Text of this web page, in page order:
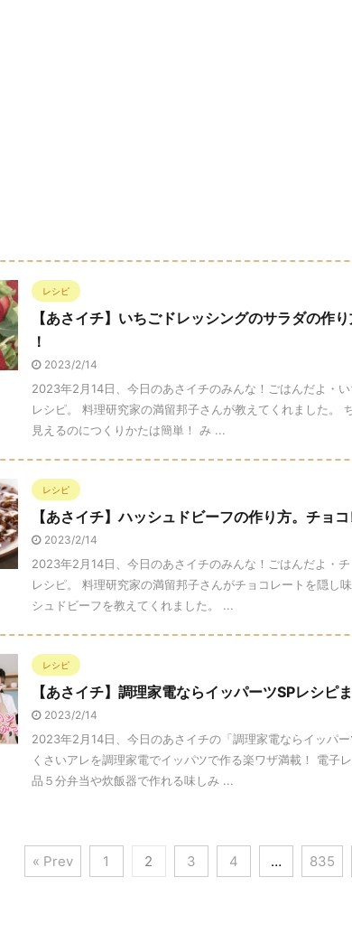
レシピ
【あさイチ】いちごドレッシングのサラダの作
！
2023/2/14
2023年2月14日、今日のあさイチのみんな！ごはんだよ・
レシピ。 料理研究家の満留邦子さんが教えてくれました。
見えるのにつくりかたは簡単！ み ...
レシピ
【あさイチ】ハッシュドビーフの作り方。チョ
2023/2/14
2023年2月14日、今日のあさイチのみんな！ごはんだよ・
レシピ。 料理研究家の満留邦子さんがチョコレートを隠し
シュドビーフを教えてくれました。 ...
レシピ
【あさイチ】調理家電ならイッパーツSPレシピ
2023/2/14
2023年2月14日、今日のあさイチの「調理家電ならイッパ
くさいアレを調理家電でイッパツで作る楽ワザ満載！ 電子
品５分弁当や炊飯器で作れる味しみ ...
« Prev 1 2 3 4 … 835